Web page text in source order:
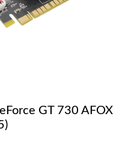
GT 730 AFOX